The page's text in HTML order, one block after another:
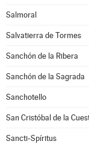
Salmoral
Salvatierra de Tormes
Sanchón de la Ribera
Sanchón de la Sagrada
Sanchotello
San Cristóbal de la
Sancti-Spíritus